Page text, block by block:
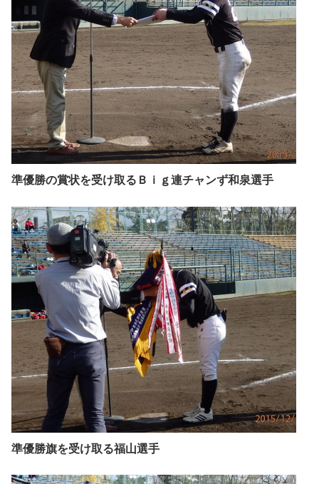
準優勝の賞状を受け取るＢｉｇ連チャンず和泉選手
準優勝旗を受け取る福山選手